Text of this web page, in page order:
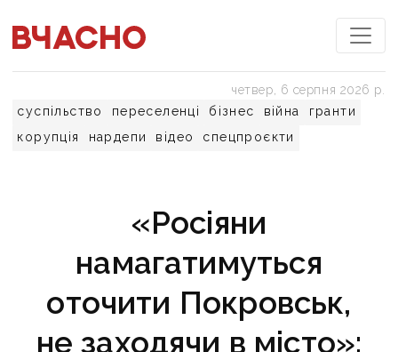
суспільство переселенці бізнес війна
гранти
корупція
нардепи відео спецпроєкти
четвер, 6 серпня 2026 р.
«Росіяни
намагатимуться
оточити Покровськ,
не заходячи в місто»: